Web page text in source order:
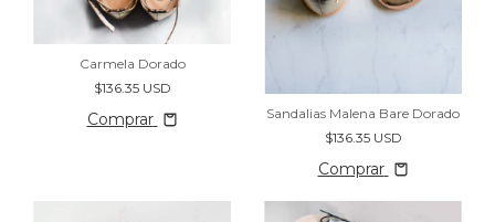
Carmela Dorado
$136.35 USD
Comprar
Sandalias Malena Bare Dorado
$136.35 USD
Comprar